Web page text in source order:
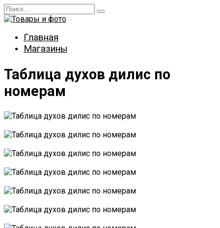
Перейти
к
Search
for:
Главная
Магазины
Таблица духов дилис по
номерам